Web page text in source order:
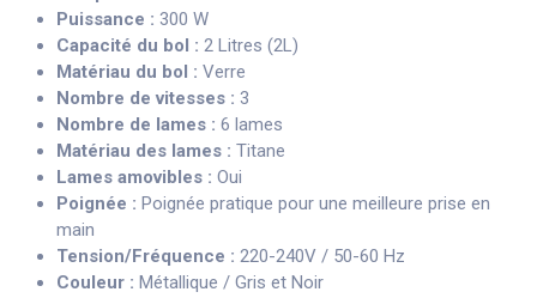
Puissance : 300 W
Capacité du bol : 2 Litres (2L)
Matériau du bol : Verre
Nombre de vitesses : 3
Nombre de lames : 6 lames
Matériau des lames : Titane
Lames amovibles : Oui
Poignée : Poignée pratique pour une meilleure prise en
main
Tension/Fréquence : 220-240V / 50-60 Hz
Couleur : Métallique / Gris et Noir